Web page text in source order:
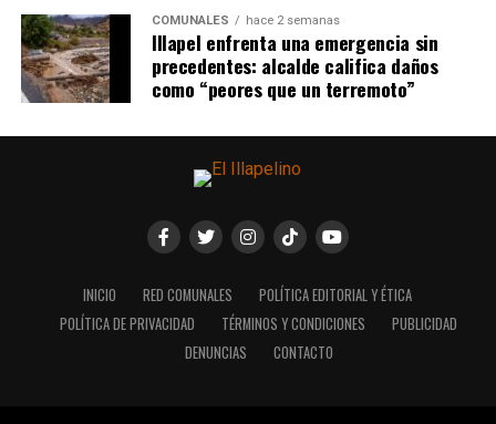
COMUNALES hace 2 semanas
Illapel enfrenta una emergencia sin
precedentes: alcalde califica daños
como “peores que un terremoto”
INICIO RED COMUNALES
POLÍTICA EDITORIAL Y ÉTICA
POLÍTICA DE PRIVACIDAD
TÉRMINOS Y CONDICIONES
PUBLICIDAD
DENUNCIAS
CONTACTO